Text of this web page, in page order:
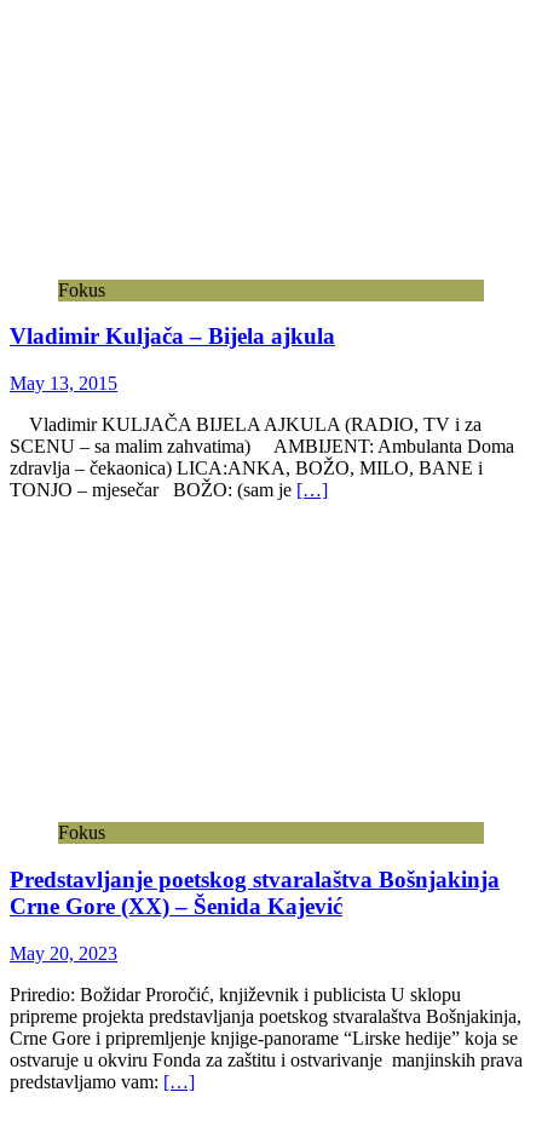
Fokus
Vladimir Kuljača – Bijela ajkula
May 13, 2015
Vladimir KULJAČA BIJELA AJKULA (RADIO, TV i za
SCENU – sa malim zahvatima) AMBIJENT: Ambulanta Doma
zdravlja – čekaonica) LICA:ANKA, BOŽO, MILO, BANE i
TONJO – mjesečar BOŽO: (sam je […]
Fokus
Predstavljanje poetskog stvaralaštva Bošnjakinja
Crne Gore (XX)– Šenida Kajević
May 20, 2023
Priredio: Božidar Proročić, književnik i publicista U sklopu
pripreme projekta predstavljanja poetskog stvaralaštva Bošnjakinja,
Crne Gore i pripremljenje knjige-panorame “Lirske hedije” koja se
ostvaruje u okviru Fonda za zaštitu i ostvarivanje manjinskih prava
predstavljamo vam: […]